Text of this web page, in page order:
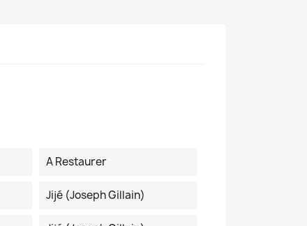
A Restaurer
Jijé (Joseph Gillain)